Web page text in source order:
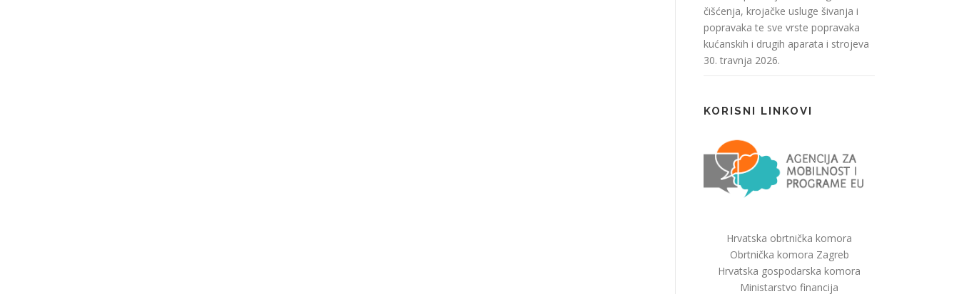
čišćenja, krojačke usluge šivanja i
popravaka te sve vrste popravaka
kućanskih i drugih aparata i strojeva
30. travnja 2026.
KORISNI LINKOVI
Hrvatska obrtnička komora
Obrtnička komora Zagreb
Hrvatska gospodarska komora
Ministarstvo financija